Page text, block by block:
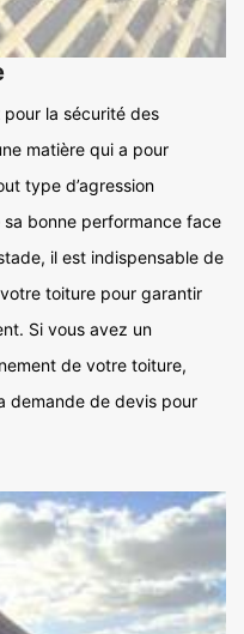
la sécurité des
matière qui a pour
type d’agression
bonne performance face
il est indispensable de
toiture pour garantir
Si vous avez un
de votre toiture,
demande de devis pour